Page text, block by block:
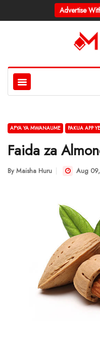
Advertise
AFYA YA MWANAUME PAKUA APP
Faida za
By Maisha Huru Aug